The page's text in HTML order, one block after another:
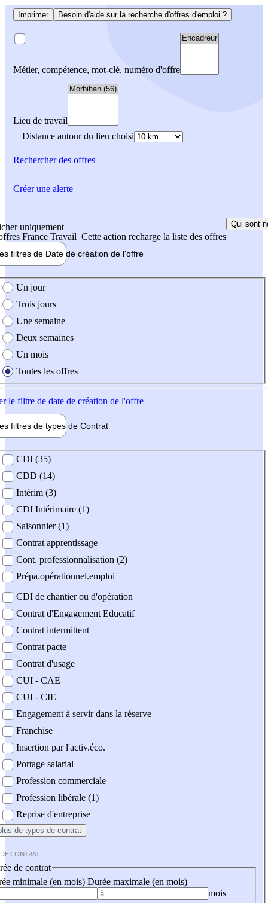
Imprimer Besoin d'aide sur la recherche d'offres d'emploi ?
Métier, compétence, mot-clé, numéro d'offre
Lieu de travail
Distance autour du lieu choisi
Rechercherdes offres
uniquement
France Travail Cette action recharge la liste des offres
Qui sont
filtres de Date de création de l'offre
création de l'offre
Un jour
Trois jours
Une semaine
Deux semaines
Un mois
Toutes les offres
le filtre de date de création de l'offre
filtres de types de Contrat
contrat
CDI (35)
CDD (14)
Intérim (3)
CDI Intérimaire (1)
Saisonnier (1)
Contrat apprentissage
Cont. professionnalisation (2)
Prépa.opérationnel.emploi
CDI de chantier ou d'opération
Contrat d'Engagement Educatif
Contrat intermittent
Contrat pacte
Contrat d'usage
CUI - CAE
CUI - CIE
Engagement à servir dans la réserve
Franchise
Insertion par l'activ.éco.
Portage salarial
Profession commerciale
Profession libérale (1)
Reprise d'entreprise
de types de contrat
CONTRAT
de contrat
minimale (en mois) Durée maximale (en mois)
mois
Créer une alerte